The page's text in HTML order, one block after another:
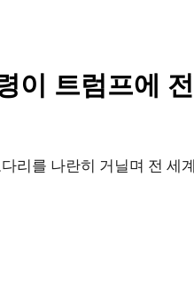
트럼프에 전
리를 나란히 거닐며 전 세